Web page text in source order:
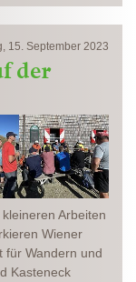
15. September 2023
der
Arbeiten
Wiener
für Wandern und
Kasteneck